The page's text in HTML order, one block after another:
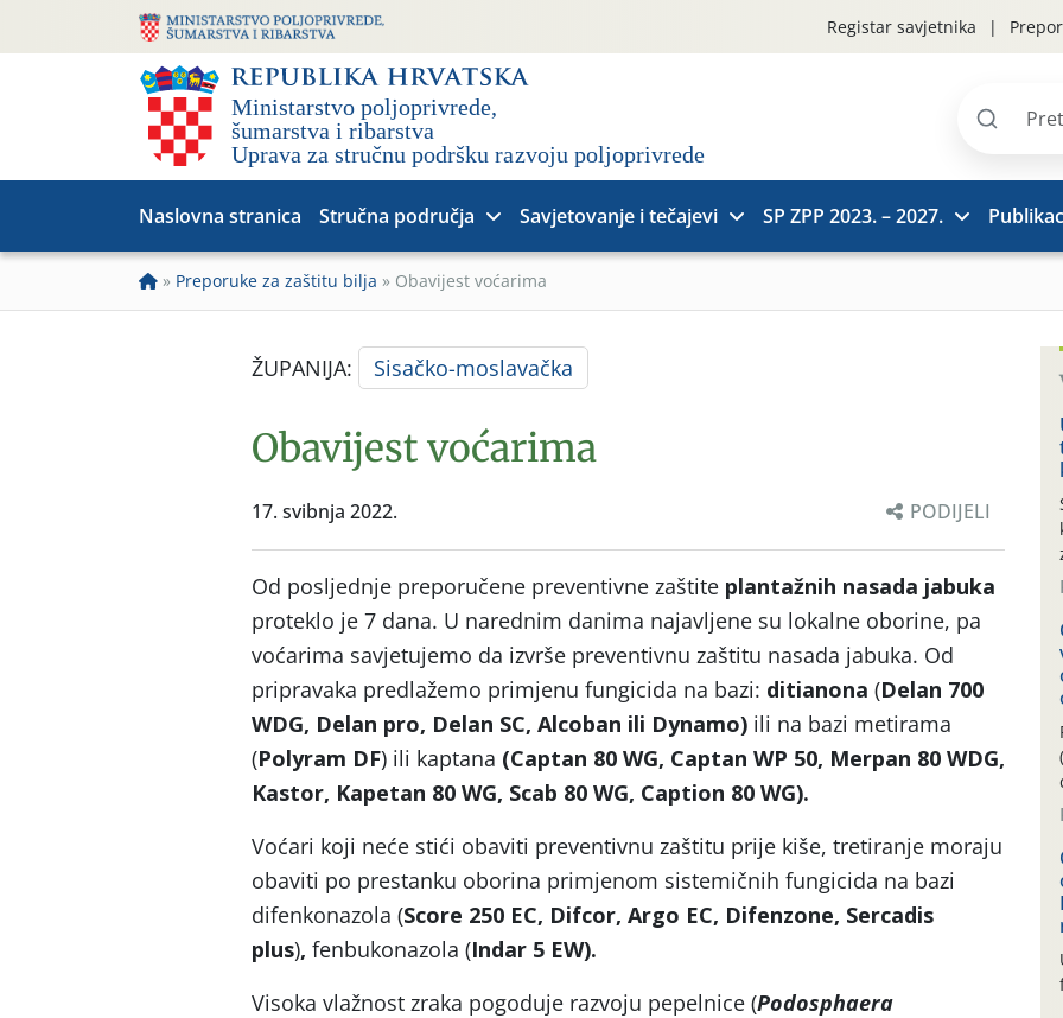
Registar savjetnika
Pretraži
Naslovna stranica Stručna područja Savjetovanje i tečajevi SP ZPP 2023. – 2027.
» Preporuke za zaštitu bilja » Obavijest voćarima
ŽUPANIJA: Sisačko-moslavačka
Obavijest voćarima
17. svibnja 2022. PODIJELI
Od posljednje preporučene preventivne zaštite plantažnih nasada jabuka
proteklo je 7 dana. U narednim danima najavljene su lokalne oborine, pa
voćarima savjetujemo da izvrše preventivnu zaštitu nasada jabuka. Od
pripravaka predlažemo primjenu fungicida na bazi: ditianona (Delan 700
WDG, Delan pro, Delan SC, Alcoban ili Dynamo) ili na bazi metirama
(Polyram DF) ili kaptana (Captan 80 WG, Captan WP 50, Merpan 80 WDG,
Kastor, Kapetan 80 WG, Scab 80 WG, Caption 80 WG).
Voćari koji neće stići obaviti preventivnu zaštitu prije kiše, tretiranje moraju
obaviti po prestanku oborina primjenom sistemičnih fungicida na bazi
difenkonazola (Score 250 EC, Difcor, Argo EC, Difenzone, Sercadis
plus), fenbukonazola (Indar 5 EW).
Visoka vlažnost zraka pogoduje razvoju pepelnice (Podosphaera